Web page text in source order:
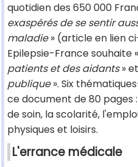
quotidien des 650 000
exaspérés de se sentir
maladie» (article en lien
Epilepsie-France souhaite «
patients et des aidants»
publique». Six
ce document de 80 pages
de soin, la scolarité,
physiques et loisirs.
L'errance médicale